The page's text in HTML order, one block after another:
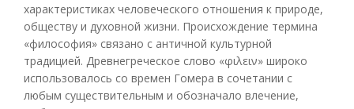
характеристиках человеческого отношения к природе,
обществу и духовной жизни. Происхождение термина
«философия» связано с античной культурной
традицией. Древнегреческое слово «φιλειν» широко
использовалось со времен Гомера в сочетании с
любым существительным и обозначало влечение,